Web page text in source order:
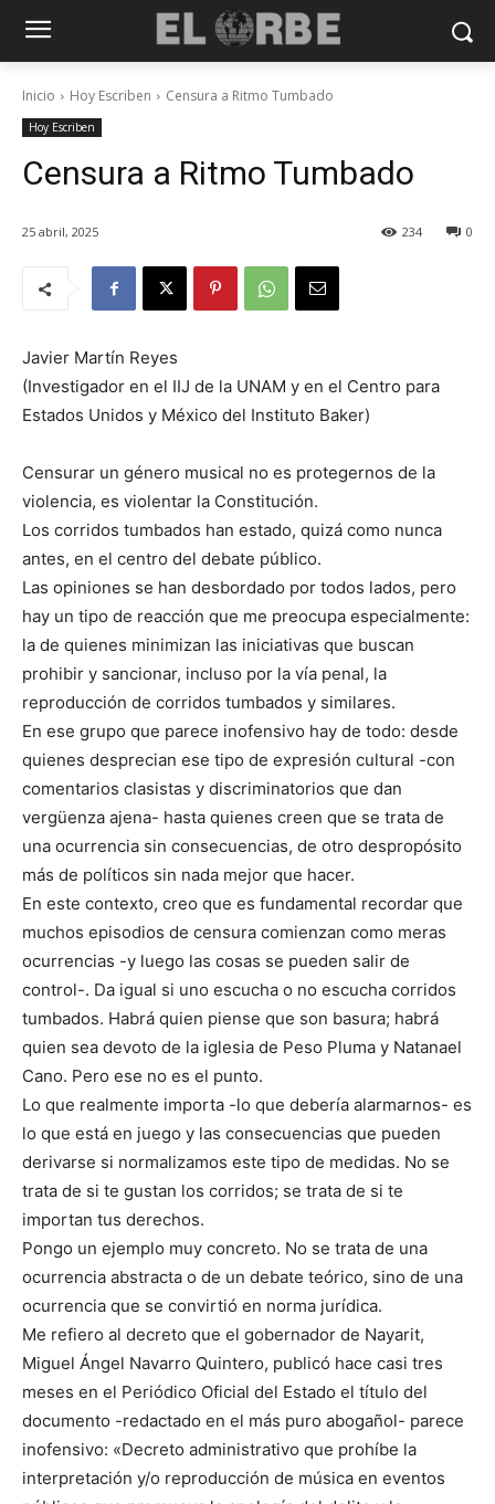
Inicio Hoy Escriben Censura a Ritmo Tumbado
Hoy Escriben
Censura a Ritmo Tumbado
25 abril, 2025 0
234
Javier Martín Reyes
(Investigador en el IIJ de la UNAM y en el Centro para
Estados Unidos y México del Instituto Baker)
Censurar un género musical no es protegernos de la
violencia, es violentar la Constitución.
Los corridos tumbados han estado, quizá como nunca
antes, en el centro del debate público.
Las opiniones se han desbordado por todos lados, pero
hay un tipo de reacción que me preocupa especialmente:
la de quienes minimizan las iniciativas que buscan
prohibir y sancionar, incluso por la vía penal, la
reproducción de corridos tumbados y similares.
En ese grupo que parece inofensivo hay de todo: desde
quienes desprecian ese tipo de expresión cultural -con
comentarios clasistas y discriminatorios que dan
vergüenza ajena- hasta quienes creen que se trata de
una ocurrencia sin consecuencias, de otro despropósito
más de políticos sin nada mejor que hacer.
En este contexto, creo que es fundamental recordar que
muchos episodios de censura comienzan como meras
ocurrencias -y luego las cosas se pueden salir de
control-. Da igual si uno escucha o no escucha corridos
tumbados. Habrá quien piense que son basura; habrá
quien sea devoto de la iglesia de Peso Pluma y Natanael
Cano. Pero ese no es el punto.
Lo que realmente importa -lo que debería alarmarnos- es
lo que está en juego y las consecuencias que pueden
derivarse si normalizamos este tipo de medidas. No se
trata de si te gustan los corridos; se trata de si te
importan tus derechos.
Pongo un ejemplo muy concreto. No se trata de una
ocurrencia abstracta o de un debate teórico, sino de una
ocurrencia que se convirtió en norma jurídica.
Me refiero al decreto que el gobernador de Nayarit,
Miguel Ángel Navarro Quintero, publicó hace casi tres
meses en el Periódico Oficial del Estado el título del
documento -redactado en el más puro abogañol- parece
inofensivo: «Decreto administrativo que prohíbe la
interpretación y/o reproducción de música en eventos